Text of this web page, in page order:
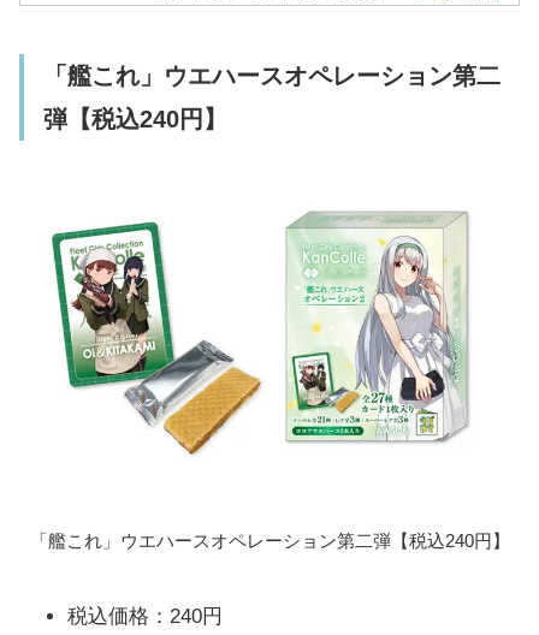
「艦これ」ウエハースオペレーション第二
弾【税込240円】
「艦これ」ウエハースオペレーション第二弾【税込240円】
税込価格：240円